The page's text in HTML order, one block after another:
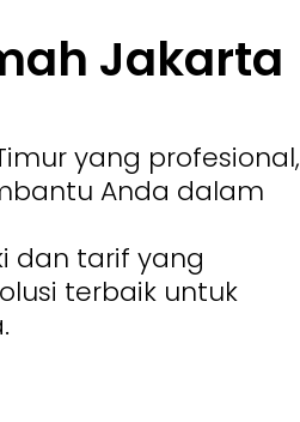
Jakarta
yang profesional,
Anda dalam
dan tarif yang
terbaik untuk